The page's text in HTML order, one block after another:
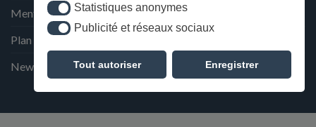
Statistiques anonymes
Statistiques anonymes
Publicité et réseaux sociaux
Publicité et réseaux sociaux
Tout autoriser Enregistrer
Mentions Légales et Politique de confidentialité
Plan du site
Newsletter de la Maison Deffès